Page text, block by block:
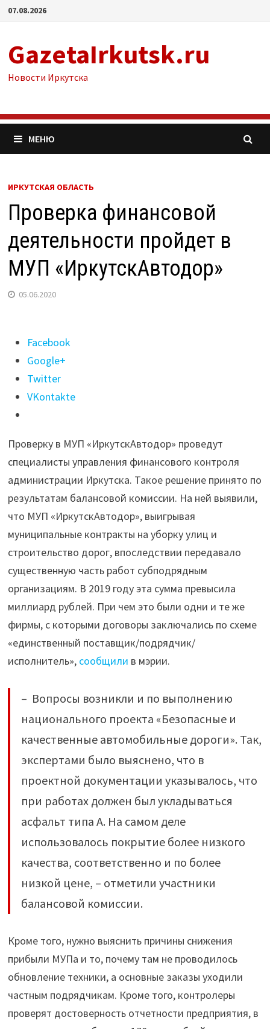
Перейти
07.08.2026
GazetaIrkutsk.ru
Новости Иркутска
МЕНЮ
ИРКУТСКАЯ ОБЛАСТЬ
Проверка финансовой
деятельности пройдет в
МУП «ИркутскАвтодор»
05.06.2020
Поделиться
"Проверка
финансовой
деятельности
пройдет
МУП
«ИркутскАвтодор»"
Facebook
Google+
Twitter
VKontakte
Проверку в МУП «ИркутскАвтодор» проведут
специалисты управления финансового контроля
администрации Иркутска. Такое решение принято по
результатам балансовой комиссии. На ней выявили,
что МУП «ИркутскАвтодор», выигрывая
муниципальные контракты на уборку улиц и
строительство дорог, впоследствии передавало
существенную часть работ субподрядным
организациям. В 2019 году эта сумма превысила
миллиард рублей. При чем это были одни и те же
фирмы, с которыми договоры заключались по схеме
«единственный поставщик/подрядчик/
исполнитель», сообщили в мэрии.
– Вопросы возникли и по выполнению
национального проекта «Безопасные и
качественные автомобильные дороги». Так,
экспертами было выяснено, что в
проектной документации указывалось, что
при работах должен был укладываться
асфальт типа А. На самом деле
использовалось покрытие более низкого
качества, соответственно и по более
низкой цене, – отметили участники
балансовой комиссии.
Кроме того, нужно выяснить причины снижения
прибыли МУПа и то, почему там не проводилось
обновление техники, а основные заказы уходили
частным подрядчикам. Кроме того, контролеры
проверят достоверность отчетности предприятия, в